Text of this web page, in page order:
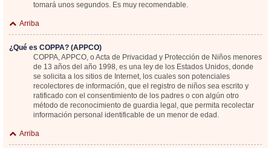
tomará unos segundos. Es muy recomendable.
Arriba
¿Qué es COPPA? (APPCO)
COPPA, APPCO, o Acta de Privacidad y Protección de Niños menores
de 13 años del año 1998, es una ley de los Estados Unidos, donde
se solicita a los sitios de Internet, los cuales son potenciales
recolectores de información, que el registro de niños sea escrito y
ratificado con el consentimiento de los padres o con algún otro
método de reconocimiento de guardia legal, que permita recolectar
información personal identificable de un menor de edad.
Arriba